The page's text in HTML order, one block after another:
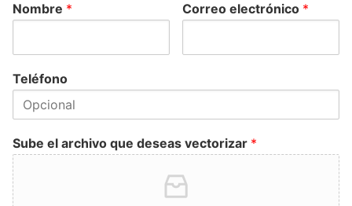
Nombre * Correo electrónico *
Teléfono
Sube el archivo que deseas vectorizar *